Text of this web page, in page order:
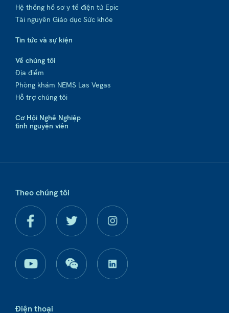
Hệ thống hồ sơ y tế điện tử Epic
Tài nguyên Giáo dục Sức khỏe
Tin tức và sự kiện
Về chúng tôi
Địa điểm
Phòng khám NEMS Las Vegas
Hỗ trợ chúng tôi
Cơ Hội Nghề Nghiệp
tình nguyện viên
Theo chúng tôi
Điện thoại